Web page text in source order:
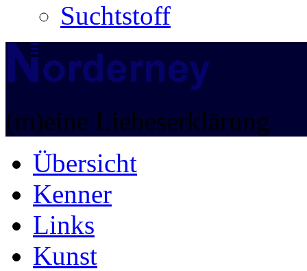
Suchtstoff
(m)eine Liebeserklärung
Übersicht
Kenner
Links
Kunst